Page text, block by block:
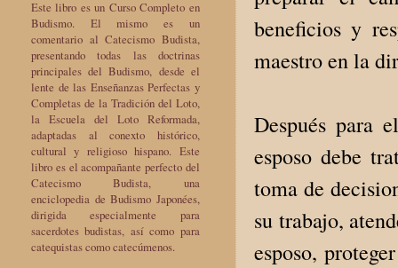
beneficios y
maestro en la
Después para
esposo debe
toma de
su trabajo,
esposo,
Este libro es un Curso Completo en
Budismo. El mismo es un
comentario al Catecismo Budista,
presentando todas las doctrinas
principales del Budismo, desde el
lente de las Enseñanzas Perfectas y
Completas de la Tradición del Loto,
la Escuela del Loto Reformada,
adaptadas al conexto histórico,
cultural y religioso hispano. Este
libro es el acompañante perfecto del
Catecismo Budista, una
enciclopedia de Budismo Japonées,
dirigida especialmente para
sacerdotes budistas, así como para
catequistas como catecúmenos.